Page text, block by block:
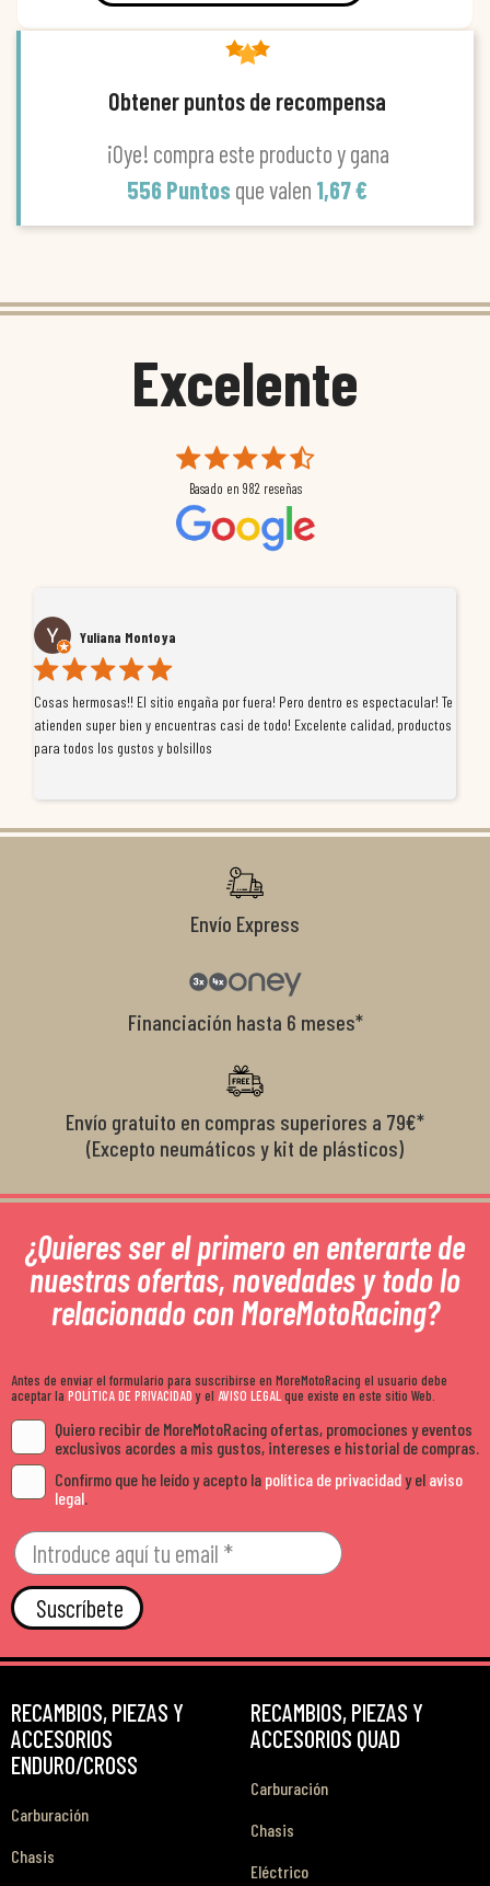
Obtener puntos de recompensa
¡Oye! compra este producto y gana
556 Puntos que valen 1,67 €
Excelente
Basado en 982 reseñas
Yuliana Montoya
Cosas hermosas!! El sitio engaña por fuera! Pero dentro es espectacular! Te
atienden super bien y encuentras casi de todo! Excelente calidad, productos
para todos los gustos y bolsillos
Envío Express
Financiación hasta 6 meses*
Envío gratuito en compras superiores a 79€*
(Excepto neumáticos y kit de plásticos)
¿Quieres ser el primero en enterarte de
nuestras ofertas, novedades y todo lo
relacionado con MoreMotoRacing?
Antes de enviar el formulario para suscribirse en MoreMotoRacing el usuario debe
aceptar la POLÍTICA DE PRIVACIDADy el AVISO LEGALque existe en este sitio Web.
Quiero recibir de MoreMotoRacing ofertas, promociones y eventos
exclusivos acordes a mis gustos, intereses e historial de compras.
Confirmo que he leído y acepto la política de privacidady el aviso
legal.
Suscríbete
RECAMBIOS, PIEZAS Y
ACCESORIOS
ENDURO/CROSS
Carburación
Chasis
RECAMBIOS, PIEZAS Y
ACCESORIOS QUAD
Carburación
Chasis
Eléctrico